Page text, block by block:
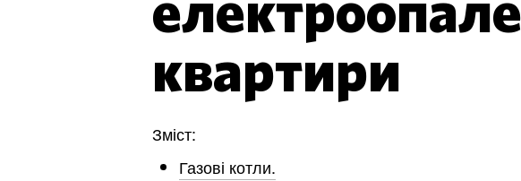
квартири
Зміст:
Газові котли.